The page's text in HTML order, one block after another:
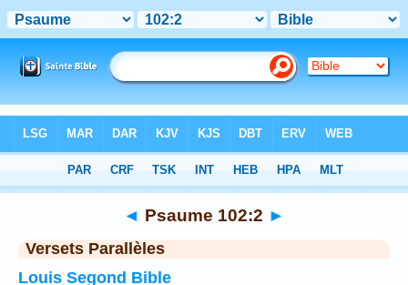
Chapitre 102 > Verset 2
◄ Psaume 102:2 ►
Versets Parallèles
Louis Segond Bible